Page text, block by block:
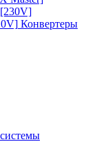
[230V]
Конвертеры